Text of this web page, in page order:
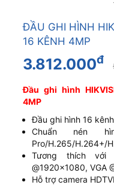
ĐẦU GHI HÌNH
16 KÊNH 4MP
3.812.000đ
Đầu ghi hình
4MP
Đầu ghi hình 16
Chuẩn nén
Pro/H.265/H.264+/
Tương thích
@1920x1080, VGA
Hỗ trợ camera